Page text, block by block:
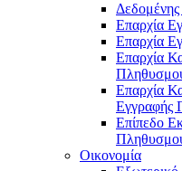
Επαρχία
Επαρχία
Επαρχία
Επαρχία
Εγγραφής
Επίπεδο
Οικονομία